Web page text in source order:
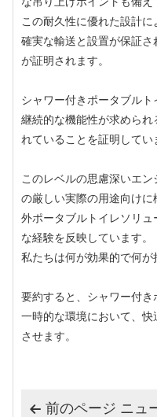
この耐久性に優れた設計
確実な輸送と設置が保証
が証明されます。
シャワー付きポータブル
継続的な機能性が求めら
れていることを証明してい
このレベルの思慮深いエ
の厳しい実際の用途向け
外ポータブルトイレソリ
な経験を反映しています。
私たちは何が効果的で何が
要約すると、シャワー付
一時的な環境において、
させます。
 前のページ ニュ